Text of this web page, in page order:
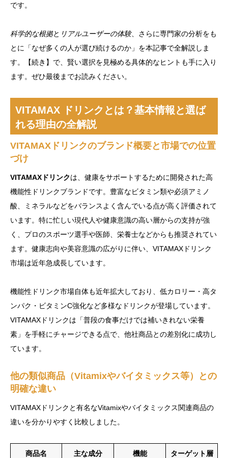
です。
科学的な根拠と リアルユーザーの体験、さらに専門家の分析をも
とに「なぜ多くの人が選び続けるのか」を本記事で全解説しま
す。【続き】で、賢い選択を見極める具体的なヒントも手に入り
ます。ぜひ最後までお読みください。
VITAMAX ドリンクとは？基本情報と選ば
れる理由の全解説
VITAMAXドリンクのブランド概要と市場での位置
づけ
VITAMAXドリンクは、健康をサポートするために開発された高
機能性ドリンクブランドです。豊富なビタミン類や必須アミノ
酸、ミネラルなどをバランスよく含んでいる点が高く評価されて
います。特に忙しい現代人や健康意識の高い層からの支持が強
く、プロのスポーツ選手や医師、栄養士などからも推奨されてい
ます。健康志向や美容意識の広がりに伴い、VITAMAXドリンク
市場は近年急成長しています。
機能性ドリンク市場自体も近年拡大しており、低カロリー・高タ
ンパク・ビタミンC強化など多様なドリンクが登場しています。
VITAMAXドリンクは「普段の食事だけでは補いきれない栄養
素」を手軽にチャージできる点で、他社商品との差別化に成功し
ています。
他の類似商品（Vitamixやバイタミックス等）との
明確な違い
VITAMAXドリンクと有名なVitamixやバイタミックス関連商品の
違いを分かりやすく比較しました。
商品名 主な成分 機能 ターゲット層